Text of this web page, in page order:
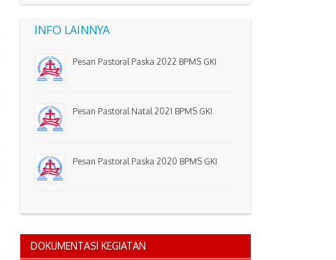
INFO LAINNYA
Pesan Pastoral Paska 2022 BPMS GKI
Pesan Pastoral Natal 2021 BPMS GKI
Pesan Pastoral Paska 2020 BPMS GKI
DOKUMENTASI KEGIATAN